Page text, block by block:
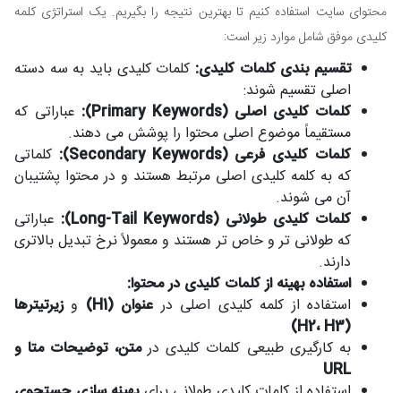
محتوای سایت استفاده کنیم تا بهترین نتیجه را بگیریم. یک استراتژی کلمه
کلیدی موفق شامل موارد زیر است:
تقسیم بندی کلمات کلیدی: کلمات کلیدی باید به سه دسته
اصلی تقسیم شوند:
کلمات کلیدی اصلی (Primary Keywords):
عباراتی که
مستقیماً موضوع اصلی محتوا را پوشش می دهند.
کلمات کلیدی فرعی (Secondary Keywords):
کلماتی
که به کلمه کلیدی اصلی مرتبط هستند و در محتوا پشتیبان
آن می شوند.
کلمات کلیدی طولانی (Long-Tail Keywords):
عباراتی
که طولانی تر و خاص تر هستند و معمولاً نرخ تبدیل بالاتری
دارند.
استفاده بهینه از کلمات کلیدی در محتوا:
استفاده از کلمه کلیدی اصلی در عنوان (H1) وزیرتیترها
(H2، H3)
به کارگیری طبیعی کلمات کلیدی درمتن، توضیحات متا و
URL